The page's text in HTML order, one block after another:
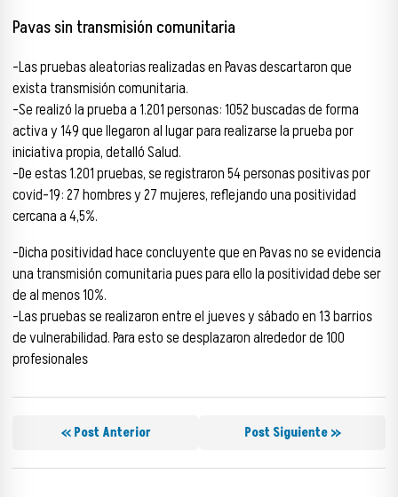
Pavas sin transmisión comunitaria
-Las pruebas aleatorias realizadas en Pavas descartaron que
exista transmisión comunitaria.
-Se realizó la prueba a 1.201 personas: 1052 buscadas de forma
activa y 149 que llegaron al lugar para realizarse la prueba por
iniciativa propia, detalló Salud.
-De estas 1.201 pruebas, se registraron 54 personas positivas por
covid-19: 27 hombres y 27 mujeres, reflejando una positividad
cercana a 4,5%.
-Dicha positividad hace concluyente que en Pavas no se evidencia
una transmisión comunitaria pues para ello la positividad debe ser
de al menos 10%.
-Las pruebas se realizaron entre el jueves y sábado en 13 barrios
de vulnerabilidad. Para esto se desplazaron alrededor de 100
profesionales
« Post Anterior Post Siguiente »